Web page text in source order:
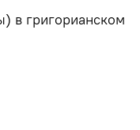
в григорианском